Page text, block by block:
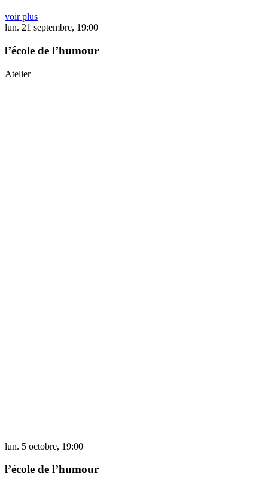
voir plus
lun. 21 septembre, 19:00
l’école de l’humour
Atelier
lun. 5 octobre, 19:00
l’école de l’humour